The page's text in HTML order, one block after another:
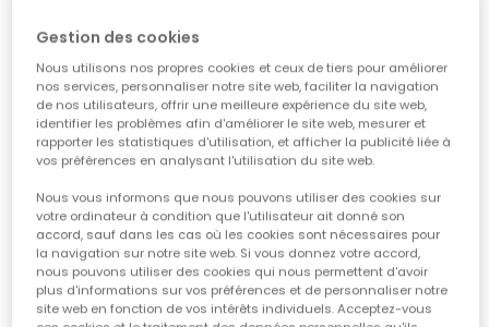
1 2 3 4 5 6
Gestion des cookies
Nous utilisons nos propres cookies et ceux de tiers pour améliorer
nos services, personnaliser notre site web, faciliter la navigation
de nos utilisateurs, offrir une meilleure expérience du site web,
identifier les problèmes afin d'améliorer le site web, mesurer et
rapporter les statistiques d'utilisation, et afficher la publicité liée à
vos préférences en analysant l'utilisation du site web.
Nous vous informons que nous pouvons utiliser des cookies sur
votre ordinateur à condition que l'utilisateur ait donné son
accord, sauf dans les cas où les cookies sont nécessaires pour
la navigation sur notre site web. Si vous donnez votre accord,
nous pouvons utiliser des cookies qui nous permettent d'avoir
plus d'informations sur vos préférences et de personnaliser notre
site web en fonction de vos intérêts individuels. Acceptez-vous